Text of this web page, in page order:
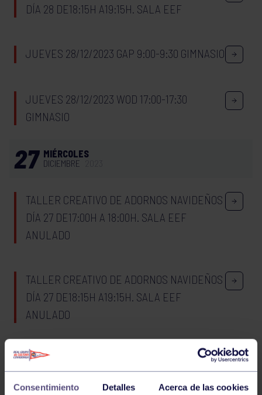
Consentimiento Detalles Acerca de las cookies
DÍA 28 DE18:15H A19:15H. SALA EEF
JUEVES 28/12/2023 GAP 9:00-9:30 GIMNASIO
JUEVES 28/12/2023 WOD 17:00-17:30
GIMNASIO
27 MIÉRCOLES
DICIEMBRE
TALLER CREATIVO DE ADORNOS NAVIDEÑOS
DÍA 27 DE17:00H A 18:00H. SALA EEF
ANULADO
TALLER CREATIVO DE ADORNOS NAVIDEÑOS
DÍA 27 DE18:15H A19:15H. SALA EEF
ANULADO
MIÉRCOLES 27/12/2023 TÁBATA 11:30-12:00
GIMNASIO